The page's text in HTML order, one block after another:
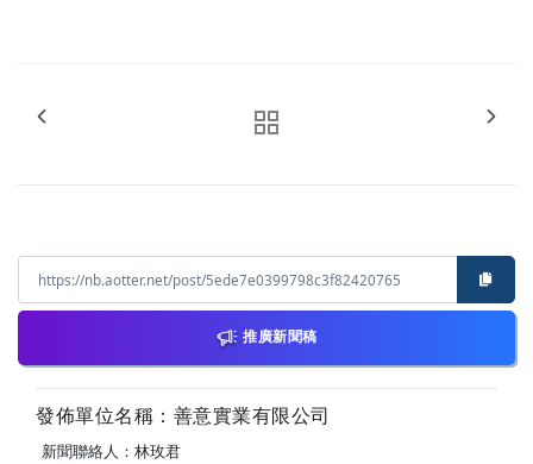
推廣新聞稿
發佈單位名稱：善意實業有限公司
新聞聯絡人：林玫君